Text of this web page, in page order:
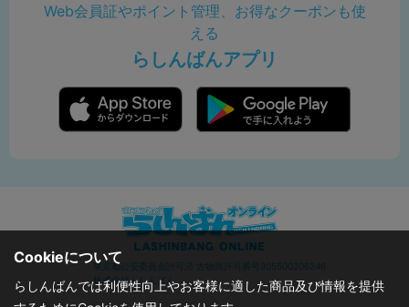
Web会員証やポイント管理、お得なクーポンも使
える
らしんばんアプリ
東京都公安委員会許可済 古物商許可番号305500206246
株式会社らしんばん
Cookieについて
らしんばんでは利便性向上やお客様に適した商品及び情報を提供